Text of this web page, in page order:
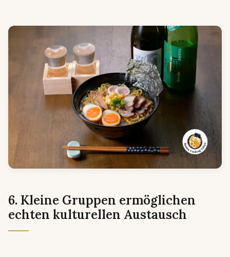
6. Kleine Gruppen ermöglichen
echten kulturellen Austausch